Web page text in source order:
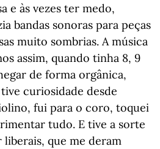
e às vezes ter medo,
bandas sonoras para peças
muito sombrias. A música
assim, quando tinha 8, 9
de forma orgânica,
curiosidade desde
fui para o coro, toquei
tudo. E tive a sorte
que me deram